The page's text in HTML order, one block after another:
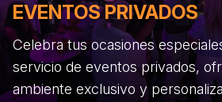
EVENTOS PRIVADOS
Celebra tus ocasiones
servicio de eventos privados,
ambiente exclusivo y